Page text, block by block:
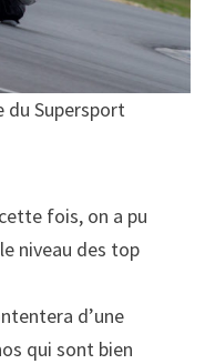
du Supersport
fois, on a pu
niveau des top
d’une
qui sont bien